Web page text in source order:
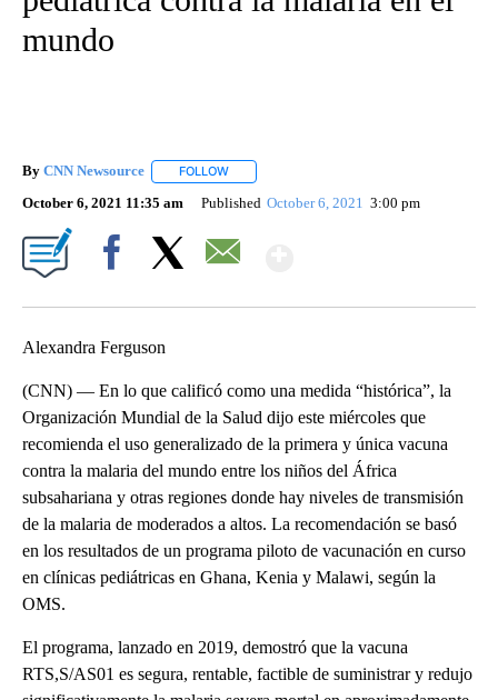
mundo
By CNN Newsource FOLLOW
October 6, 2021 11:35 am Published October 6, 2021 3:00 pm
Alexandra Ferguson
(CNN) — En lo que calificó como una medida “histórica”, la
Organización Mundial de la Salud dijo este miércoles que
recomienda el uso generalizado de la primera y única vacuna
contra la malaria del mundo entre los niños del África
subsahariana y otras regiones donde hay niveles de transmisión
de la malaria de moderados a altos. La recomendación se basó
en los resultados de un programa piloto de vacunación en curso
en clínicas pediátricas en Ghana, Kenia y Malawi, según la
OMS.
El programa, lanzado en 2019, demostró que la vacuna
RTS,S/AS01 es segura, rentable, factible de suministrar y redujo